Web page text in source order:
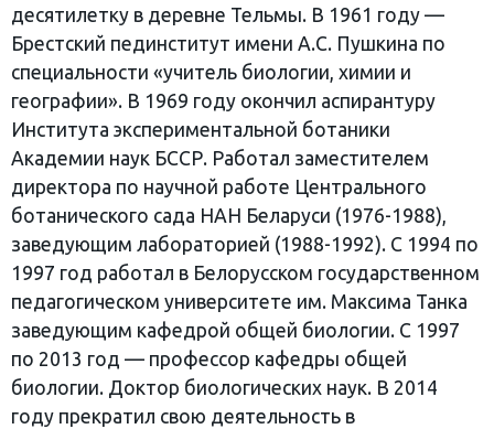
десятилетку в деревне Тельмы. В 1961 году —
Брестский пединститут имени А.С. Пушкина по
специальности «учитель биологии, химии и
географии». В 1969 году окончил аспирантуру
Института экспериментальной ботаники
Академии наук БССР. Работал заместителем
директора по научной работе Центрального
ботанического сада НАН Беларуси (1976-1988),
заведующим лабораторией (1988-1992). С 1994 по
1997 год работал в Белорусском государственном
педагогическом университете им. Максима Танка
заведующим кафедрой общей биологии. С 1997
по 2013 год — профессор кафедры общей
биологии. Доктор биологических наук. В 2014
году прекратил свою деятельность в